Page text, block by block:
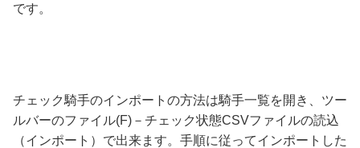
です。
チェック騎手のインポートの方法は騎手一覧を開き、ツー
ルバーのファイル(F)－チェック状態CSVファイルの読込
（インポート）で出来ます。手順に従ってインポートした